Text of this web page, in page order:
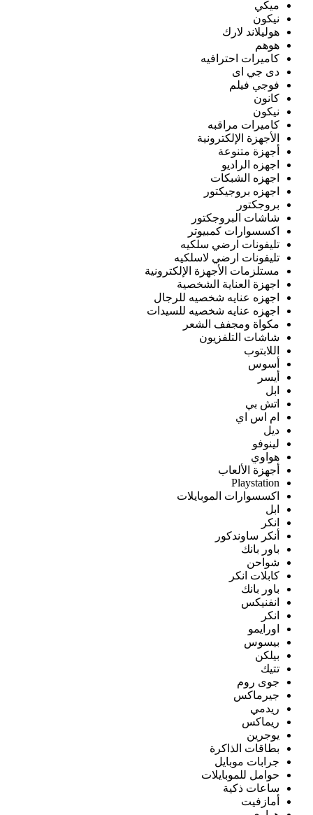
ميكي
نيكون
هوليلاند لارك
هوهم
كاميرات احترافيه
دى جي اى
فوجي فيلم
كانون
نيكون
كاميرات مراقبه
الأجهزة الإلكترونية
أجهزة متنوعة
اجهزه الراديو
اجهزه الشبكات
اجهزه بروجيكتور
بروجكتور
شاشات البروجكتور
اكسسوارات كمبيوتر
تليفونات ارضي سلكيه
تليفونات ارضي لاسلكيه
مستلزمات الأجهزة الإلكترونية
اجهزة العناية الشخصية
اجهزه عنايه شخصيه للرجال
اجهزه عنايه شخصيه للسيدات
مكواة ومجفف الشعر
شاشات التلفزيون
اللابتوب
أسوس
أيسر
ابل
اتش بي
ام اس اي
ديل
لينوفو
هواوي
أجهزة الألعاب
Playstation
اكسسوارات الموبايلات
ابل
انكر
أنكر ساوندكور
باور بانك
شواحن
كابلات انكر
باور بانك
انفنيكس
انكر
اورايمو
بيسوس
بيلكن
تتيك
جوى روم
جيرماكس
ريدمي
ريماكس
يوجرين
بطاقات الذاكرة
جرابات موبايل
حوامل للموبايلات
ساعات ذكية
أمازفيت